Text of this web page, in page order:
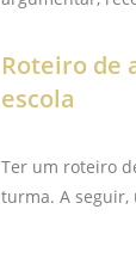
Roteiro de
escola
Ter um roteiro
turma. A seguir,